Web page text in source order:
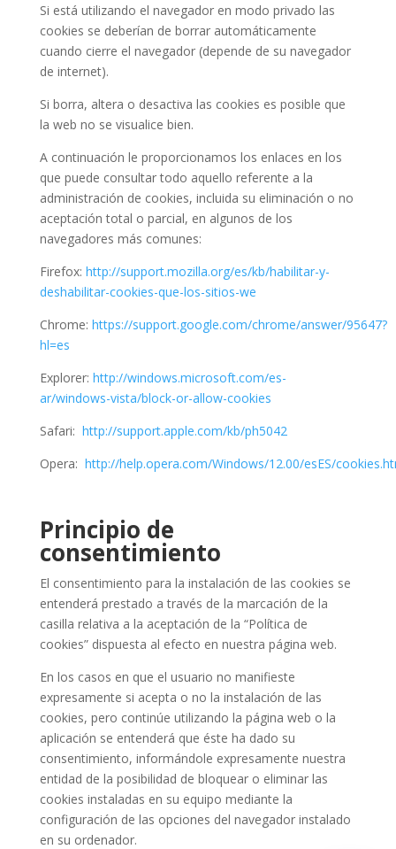
Si está utilizando el navegador en modo privado las
cookies se deberían de borrar automáticamente
cuando cierre el navegador (depende de su navegador
de internet).
Si borra, altera o desactiva las cookies es posible que
la web no se visualice bien.
A continuación le proporcionamos los enlaces en los
que puede consultar todo aquello referente a la
administración de cookies, incluida su eliminación o no
aceptación total o parcial, en algunos de los
navegadores más comunes:
Firefox: http://support.mozilla.org/es/kb/habilitar-y-
deshabilitar-cookies-que-los-sitios-we
Chrome: https://support.google.com/chrome/answer/95647?
hl=es
Explorer: http://windows.microsoft.com/es-
ar/windows-vista/block-or-allow-cookies
Safari: http://support.apple.com/kb/ph5042
Opera: http://help.opera.com/Windows/12.00/esES/
Principio de
consentimiento
El consentimiento para la instalación de las cookies se
entenderá prestado a través de la marcación de la
casilla relativa a la aceptación de la “Política de
cookies” dispuesta al efecto en nuestra página web.
En los casos en que el usuario no manifieste
expresamente si acepta o no la instalación de las
cookies, pero continúe utilizando la página web o la
aplicación se entenderá que éste ha dado su
consentimiento, informándole expresamente nuestra
entidad de la posibilidad de bloquear o eliminar las
cookies instaladas en su equipo mediante la
configuración de las opciones del navegador instalado
en su ordenador.